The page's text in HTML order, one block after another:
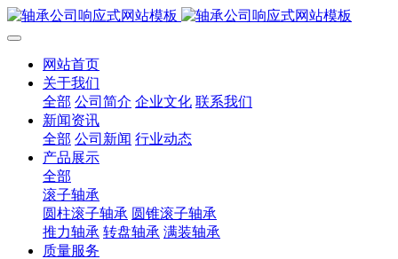
网站首页
关于我们
全部 公司简介 企业文化 联系我们
新闻资讯
全部 公司新闻 行业动态
产品展示
全部
滚子轴承
圆柱滚子轴承 圆锥滚子轴承
推力轴承 转盘轴承 满装轴承
质量服务